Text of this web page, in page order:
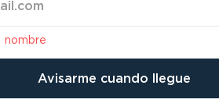
nombre
Avisarme cuando llegue